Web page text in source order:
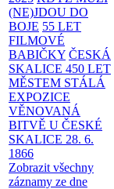
(NE)JDOU DO
BOJE 55 LET
FILMOVÉ
BABIČKY ČESKÁ
SKALICE 450 LET
MĚSTEM STÁLÁ
EXPOZICE
VĚNOVANÁ
BITVĚ U ČESKÉ
SKALICE 28. 6.
1866
Zobrazit všechny
záznamy ze dne